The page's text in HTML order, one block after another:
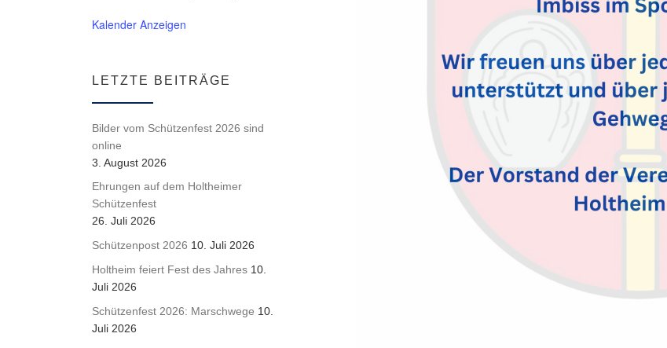
Kalender Anzeigen
LETZTE BEITRÄGE
Bilder vom Schützenfest 2026 sind
online
3. August 2026
Ehrungen auf dem Holtheimer
Schützenfest
26. Juli 2026
Schützenpost 2026 10. Juli 2026
Holtheim feiert Fest des Jahres 10.
Juli 2026
Schützenfest 2026: Marschwege 10.
Juli 2026